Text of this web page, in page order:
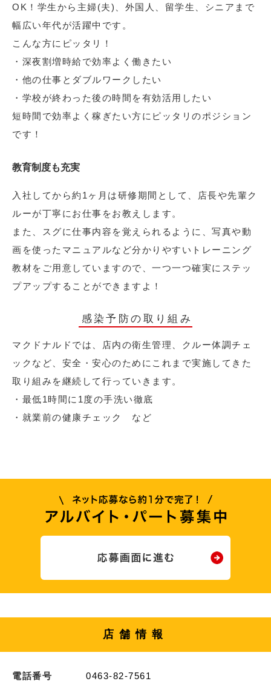
OK！学生から主婦(夫)、外国人、留学生、シニアまで
幅広い年代が活躍中です。
こんな方にピッタリ！
・深夜割増時給で効率よく働きたい
・他の仕事とダブルワークしたい
・学校が終わった後の時間を有効活用したい
短時間で効率よく稼ぎたい方にピッタリのポジション
です！
教育制度も充実
入社してから約1ヶ月は研修期間として、店長や先輩ク
ルーが丁寧にお仕事をお教えします。
また、スグに仕事内容を覚えられるように、写真や動
画を使ったマニュアルなど分かりやすいトレーニング
教材をご用意していますので、一つ一つ確実にステッ
プアップすることができますよ！
感染予防の取り組み
マクドナルドでは、店内の衛生管理、クルー体調チェ
ックなど、安全・安心のためにこれまで実施してきた
取り組みを継続して行っていきます。
・最低1時間に1度の手洗い徹底
・就業前の健康チェック など
店舗情報
電話番号 0463-82-7561